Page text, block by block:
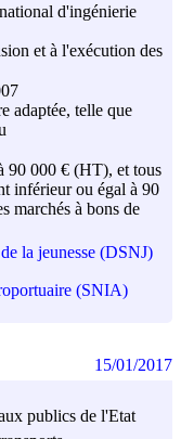
d'ingénierie
et à l'exécution des
adaptée, telle que
90 000 € (HT), et tous
inférieur ou égal à 90
marchés à bons de
la jeunesse (DSNJ)
(SNIA)
publics de l'Etat
15/01/2017